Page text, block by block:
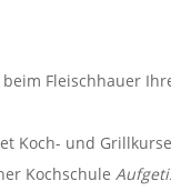
beim Fleischhauer
Koch- und
Kochschule